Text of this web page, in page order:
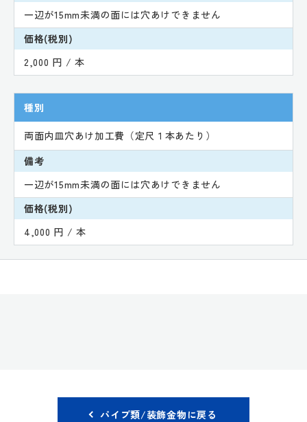
一辺が15mm未満の面には穴あけできません
価格(税別)
2,000 円 / 本
種別
両面内皿穴あけ加工費（定尺１本あたり）
備考
一辺が15mm未満の面には穴あけできません
価格(税別)
4,000 円 / 本
パイプ類/装飾金物に戻る